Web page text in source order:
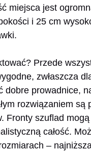
miejsca jest
i 25 cm
Przede
zwłaszcza
prowadnice,
rozwiązaniem
Fronty szuflad
całość.
–